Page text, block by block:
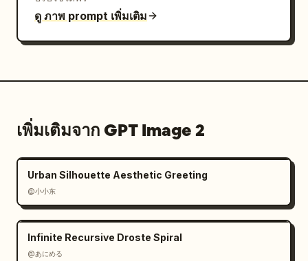
ดู ภาพ prompt เพิ่มเติม
เพิ่มเติมจาก GPT Image 2
Urban Silhouette Aesthetic Greeting
@小小东
Infinite Recursive Droste Spiral
@あにめる